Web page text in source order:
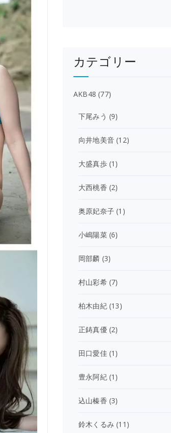
カテゴリー
AKB48 (77)
下尾みう (9)
向井地美音 (12)
大盛真歩(1)
大西桃香 (2)
奥原妃奈子 (1)
小嶋陽菜(6)
岡部麟 (3)
村山彩希(7)
柏木由紀(13)
正鋳真優(2)
田口愛佳(1)
豊永阿紀(1)
込山榛香 (3)
鈴木くるみ (11)